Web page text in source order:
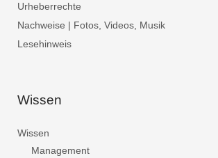
Urheberrechte
Nachweise | Fotos, Videos, Musik
Lesehinweis
Wissen
Wissen
Management